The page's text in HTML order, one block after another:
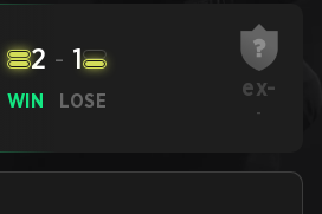
WIN
2 - 1
LOSE ex-
-